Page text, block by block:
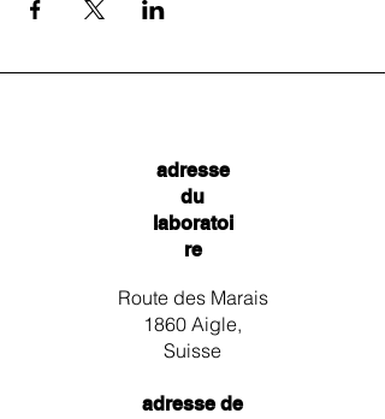
adresse
du
laboratoi
re
Route des Marais
1860 Aigle,
Suisse
adresse de